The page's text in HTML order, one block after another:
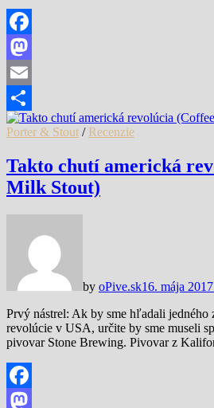
Facebook
Mastodon
Email
Share
Porter & Stout / Recenzie
Takto chutí americká
Milk Stout)
by oPive.sk16. mája 2017
Prvý nástrel: Ak by sme hľadali jedného
revolúcie v USA, určite by sme museli
pivovar Stone Brewing. Pivovar z
Facebook